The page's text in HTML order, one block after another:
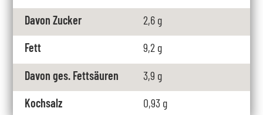
Davon Zucker
2,6 g
Fett
9,2 g
Davon ges. Fettsäuren
3,9 g
Kochsalz
0,93 g